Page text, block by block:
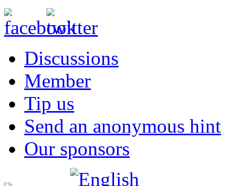
Discussions
Member
Tip us
Send an anonymous hint
Our sponsors